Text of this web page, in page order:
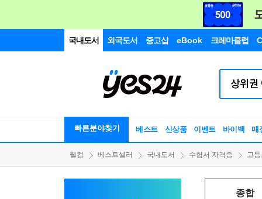
국내도서 외국도서 중고샵 eBook 크레마클럽
빠른분야찾기 베스트 신상품 이벤트 바이백 매
웰컴 베스트셀러 국내도서 수험서 자격증 고
종합